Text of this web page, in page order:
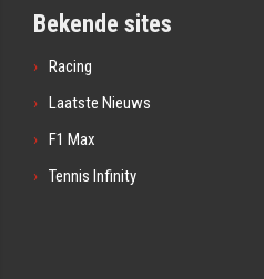
Bekende sites
Racing
Laatste Nieuws
F1 Max
Tennis Infinity